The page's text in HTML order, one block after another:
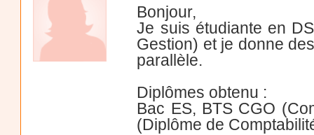
Bonjour,
Je suis étudiante en
Gestion) et je donne
parallèle.
Diplômes obtenu :
Bac ES, BTS CGO
(Diplôme de